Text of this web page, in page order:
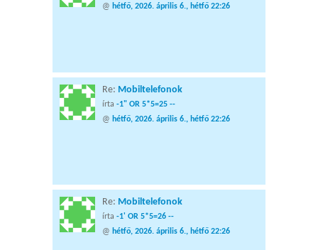
@ hétfő, 2026. április 6., hétfő 22:26
Re: Mobiltelefonok
írta -1" OR 5*5=25 --
@ hétfő, 2026. április 6., hétfő 22:26
Re: Mobiltelefonok
írta -1' OR 5*5=26 --
@ hétfő, 2026. április 6., hétfő 22:26